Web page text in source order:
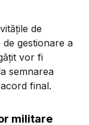
de
gestionare a
vor fi
semnarea
final.
militare